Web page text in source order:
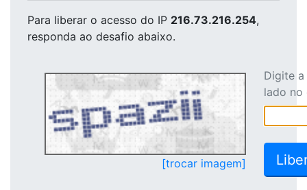
Para liberar o acesso do IP 216.73.216.254,
responda ao desafio abaixo.
[trocar imagem]
Digite
lado no